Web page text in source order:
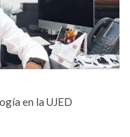
en la UJED